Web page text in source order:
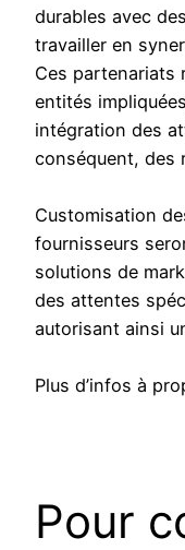
durables avec
travailler en
Ces partenariats
entités
intégration des
conséquent, des
Customisation
fournisseurs
solutions de
des attentes
autorisant ainsi
Plus d’infos à
Pour